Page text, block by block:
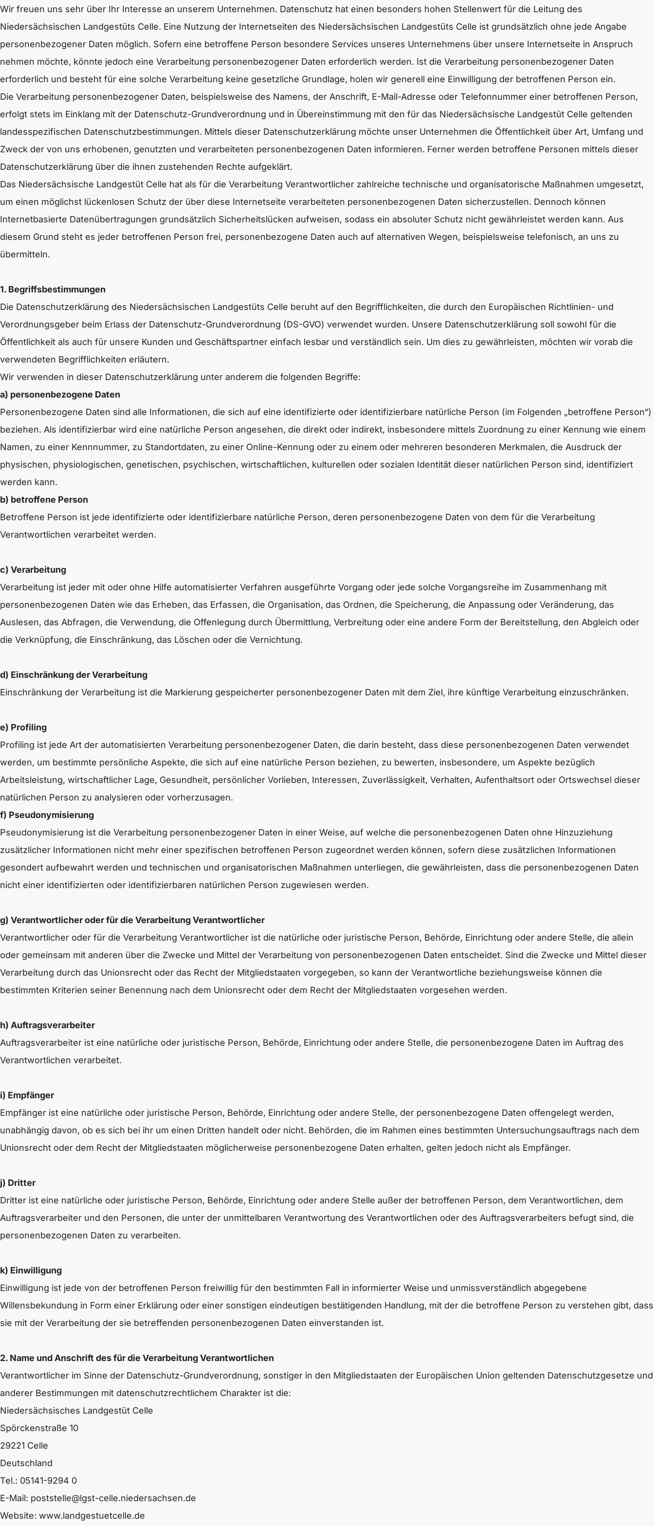
Wir freuen uns sehr über Ihr Interesse an unserem Unternehmen. Datenschutz hat einen besonders hohen Stellenwert für die Leitung des
Niedersächsischen Landgestüts Celle. Eine Nutzung der Internetseiten des Niedersächsischen Landgestüts Celle ist grundsätzlich ohne jede Angabe
personenbezogener Daten möglich. Sofern eine betroffene Person besondere Services unseres Unternehmens über unsere Internetseite in Anspruch
nehmen möchte, könnte jedoch eine Verarbeitung personenbezogener Daten erforderlich werden. Ist die Verarbeitung personenbezogener Daten
erforderlich und besteht für eine solche Verarbeitung keine gesetzliche Grundlage, holen wir generell eine Einwilligung der betroffenen Person ein.
Die Verarbeitung personenbezogener Daten, beispielsweise des Namens, der Anschrift, E-Mail-Adresse oder Telefonnummer einer betroffenen Person,
erfolgt stets im Einklang mit der Datenschutz-Grundverordnung und in Übereinstimmung mit den für das Niedersächsische Landgestüt Celle geltenden
landesspezifischen Datenschutzbestimmungen. Mittels dieser Datenschutzerklärung möchte unser Unternehmen die Öffentlichkeit über Art, Umfang und
Zweck der von uns erhobenen, genutzten und verarbeiteten personenbezogenen Daten informieren. Ferner werden betroffene Personen mittels dieser
Datenschutzerklärung über die ihnen zustehenden Rechte aufgeklärt.
Das Niedersächsische Landgestüt Celle hat als für die Verarbeitung Verantwortlicher zahlreiche technische und organisatorische Maßnahmen umgesetzt,
um einen möglichst lückenlosen Schutz der über diese Internetseite verarbeiteten personenbezogenen Daten sicherzustellen. Dennoch können
Internetbasierte Datenübertragungen grundsätzlich Sicherheitslücken aufweisen, sodass ein absoluter Schutz nicht gewährleistet werden kann. Aus
diesem Grund steht es jeder betroffenen Person frei, personenbezogene Daten auch auf alternativen Wegen, beispielsweise telefonisch, an uns zu
übermitteln.
1. Begriffsbestimmungen
Die Datenschutzerklärung des Niedersächsischen Landgestüts Celle beruht auf den Begrifflichkeiten, die durch den Europäischen Richtlinien- und
Verordnungsgeber beim Erlass der Datenschutz-Grundverordnung (DS-GVO) verwendet wurden. Unsere Datenschutzerklärung soll sowohl für die
Öffentlichkeit als auch für unsere Kunden und Geschäftspartner einfach lesbar und verständlich sein. Um dies zu gewährleisten, möchten wir vorab die
verwendeten Begrifflichkeiten erläutern.
Wir verwenden in dieser Datenschutzerklärung unter anderem die folgenden Begriffe:
a) personenbezogene Daten
Personenbezogene Daten sind alle Informationen, die sich auf eine identifizierte oder identifizierbare natürliche Person (im Folgenden „betroffene Person“)
beziehen. Als identifizierbar wird eine natürliche Person angesehen, die direkt oder indirekt, insbesondere mittels Zuordnung zu einer Kennung wie einem
Namen, zu einer Kennnummer, zu Standortdaten, zu einer Online-Kennung oder zu einem oder mehreren besonderen Merkmalen, die Ausdruck der
physischen, physiologischen, genetischen, psychischen, wirtschaftlichen, kulturellen oder sozialen Identität dieser natürlichen Person sind, identifiziert
werden kann.
b) betroffene Person
Betroffene Person ist jede identifizierte oder identifizierbare natürliche Person, deren personenbezogene Daten von dem für die Verarbeitung
Verantwortlichen verarbeitet werden.
c) Verarbeitung
Verarbeitung ist jeder mit oder ohne Hilfe automatisierter Verfahren ausgeführte Vorgang oder jede solche Vorgangsreihe im Zusammenhang mit
personenbezogenen Daten wie das Erheben, das Erfassen, die Organisation, das Ordnen, die Speicherung, die Anpassung oder Veränderung, das
Auslesen, das Abfragen, die Verwendung, die Offenlegung durch Übermittlung, Verbreitung oder eine andere Form der Bereitstellung, den Abgleich oder
die Verknüpfung, die Einschränkung, das Löschen oder die Vernichtung.
d) Einschränkung der Verarbeitung
Einschränkung der Verarbeitung ist die Markierung gespeicherter personenbezogener Daten mit dem Ziel, ihre künftige Verarbeitung einzuschränken.
e) Profiling
Profiling ist jede Art der automatisierten Verarbeitung personenbezogener Daten, die darin besteht, dass diese personenbezogenen Daten verwendet
werden, um bestimmte persönliche Aspekte, die sich auf eine natürliche Person beziehen, zu bewerten, insbesondere, um Aspekte bezüglich
Arbeitsleistung, wirtschaftlicher Lage, Gesundheit, persönlicher Vorlieben, Interessen, Zuverlässigkeit, Verhalten, Aufenthaltsort oder Ortswechsel dieser
natürlichen Person zu analysieren oder vorherzusagen.
f) Pseudonymisierung
Pseudonymisierung ist die Verarbeitung personenbezogener Daten in einer Weise, auf welche die personenbezogenen Daten ohne Hinzuziehung
zusätzlicher Informationen nicht mehr einer spezifischen betroffenen Person zugeordnet werden können, sofern diese zusätzlichen Informationen
gesondert aufbewahrt werden und technischen und organisatorischen Maßnahmen unterliegen, die gewährleisten, dass die personenbezogenen Daten
nicht einer identifizierten oder identifizierbaren natürlichen Person zugewiesen werden.
g) Verantwortlicher oder für die Verarbeitung Verantwortlicher
Verantwortlicher oder für die Verarbeitung Verantwortlicher ist die natürliche oder juristische Person, Behörde, Einrichtung oder andere Stelle, die allein
oder gemeinsam mit anderen über die Zwecke und Mittel der Verarbeitung von personenbezogenen Daten entscheidet. Sind die Zwecke und Mittel dieser
Verarbeitung durch das Unionsrecht oder das Recht der Mitgliedstaaten vorgegeben, so kann der Verantwortliche beziehungsweise können die
bestimmten Kriterien seiner Benennung nach dem Unionsrecht oder dem Recht der Mitgliedstaaten vorgesehen werden.
h) Auftragsverarbeiter
Auftragsverarbeiter ist eine natürliche oder juristische Person, Behörde, Einrichtung oder andere Stelle, die personenbezogene Daten im Auftrag des
Verantwortlichen verarbeitet.
i) Empfänger
Empfänger ist eine natürliche oder juristische Person, Behörde, Einrichtung oder andere Stelle, der personenbezogene Daten offengelegt werden,
unabhängig davon, ob es sich bei ihr um einen Dritten handelt oder nicht. Behörden, die im Rahmen eines bestimmten Untersuchungsauftrags nach dem
Unionsrecht oder dem Recht der Mitgliedstaaten möglicherweise personenbezogene Daten erhalten, gelten jedoch nicht als Empfänger.
j) Dritter
Dritter ist eine natürliche oder juristische Person, Behörde, Einrichtung oder andere Stelle außer der betroffenen Person, dem Verantwortlichen, dem
Auftragsverarbeiter und den Personen, die unter der unmittelbaren Verantwortung des Verantwortlichen oder des Auftragsverarbeiters befugt sind, die
personenbezogenen Daten zu verarbeiten.
k) Einwilligung
Einwilligung ist jede von der betroffenen Person freiwillig für den bestimmten Fall in informierter Weise und unmissverständlich abgegebene
Willensbekundung in Form einer Erklärung oder einer sonstigen eindeutigen bestätigenden Handlung, mit der die betroffene Person zu verstehen gibt, dass
sie mit der Verarbeitung der sie betreffenden personenbezogenen Daten einverstanden ist.
2. Name und Anschrift des für die Verarbeitung Verantwortlichen
Verantwortlicher im Sinne der Datenschutz-Grundverordnung, sonstiger in den Mitgliedstaaten der Europäischen Union geltenden Datenschutzgesetze und
anderer Bestimmungen mit datenschutzrechtlichem Charakter ist die:
Niedersächsisches Landgestüt Celle
Spörckenstraße 10
29221 Celle
Deutschland
Tel.: 05141-9294 0
E-Mail: poststelle@lgst-celle.niedersachsen.de
Website: www.landgestuetcelle.de